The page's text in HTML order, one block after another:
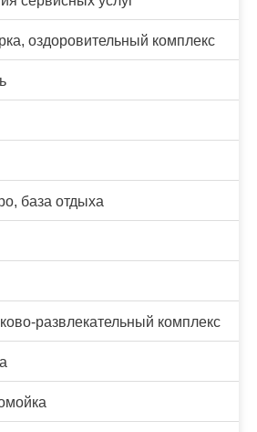
оздоровительный комплекс
база отдыха
развлекательный комплекс